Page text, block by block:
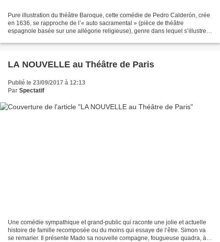
Pure illustration du théâtre Baroque, cette comédie de Pedro Calderón, crée
en 1636, se rapproche de l’« auto sacramental » (pièce de théâtre
espagnole basée sur une allégorie religieuse), genre dans lequel s’illustrera
LA NOUVELLE au Théâtre de Paris
Publié le 23/09/2017 à 12:13
Par Spectatif
Une comédie sympathique et grand-public qui raconte une jolie et actuelle
histoire de famille recomposée ou du moins qui essaye de l‘être. Simon va
se remarier. Il présente Mado sa nouvelle compagne, fougueuse quadra, à